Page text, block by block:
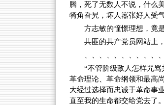
腾，死了无数人不说，什么
犄角旮旯，坏人嚣张好人受
方志敏的憧憬理想，竟
共匪的共产党员网站上
“不管阶级敌人怎样咒
革命理论、革命纲领和最高
大经过选择而忠诚于革命事
直至我的生命都交给党去了